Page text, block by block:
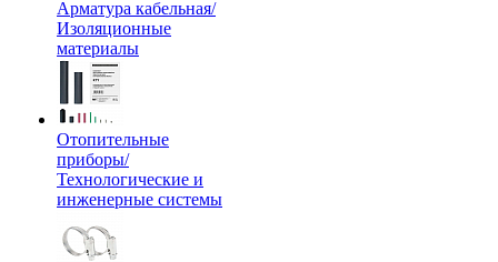
Арматура кабельная/
Изоляционные
материалы
Отопительные
приборы/
Технологические и
инженерные системы